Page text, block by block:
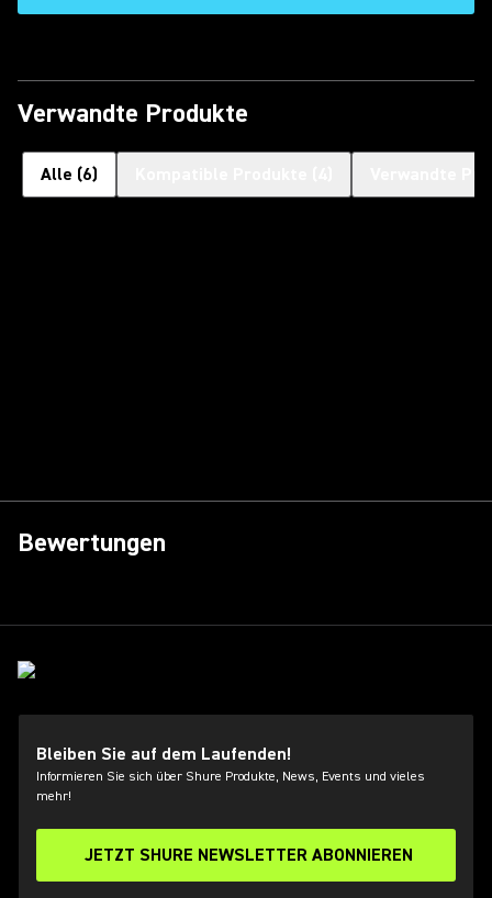
Verwandte Produkte
Alle (6)
Bewertungen
Bleiben Sie auf dem Laufenden!
Informieren Sie sich über Shure Produkte, News, Events und vieles
mehr!
JETZT SHURE NEWSLETTER ABONNIEREN